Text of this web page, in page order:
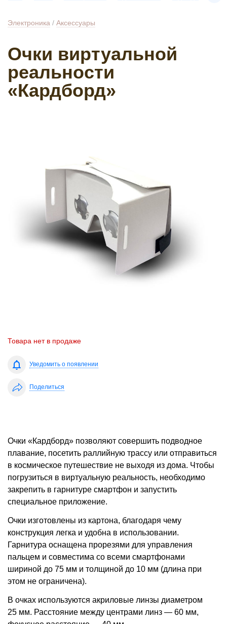
Электроника / Аксессуары
Очки виртуальной
реальности
«Кардборд»
Товара нет в продаже
Уведомить о появлении
Поделиться
Очки «Кардборд» позволяют совершить подводное
плавание, посетить раллийную трассу или отправиться
в космическое путешествие не выходя из дома. Чтобы
погрузиться в виртуальную реальность, необходимо
закрепить в гарнитуре смартфон и запустить
специальное приложение.
Очки изготовлены из картона, благодаря чему
конструкция легка и удобна в использовании.
Гарнитура оснащена прорезями для управления
пальцем и совместима со всеми смартфонами
шириной до 75 мм и толщиной до 10 мм (длина при
этом не ограничена).
В очках используются акриловые линзы диаметром
25 мм. Расстояние между центрами линз — 60 мм,